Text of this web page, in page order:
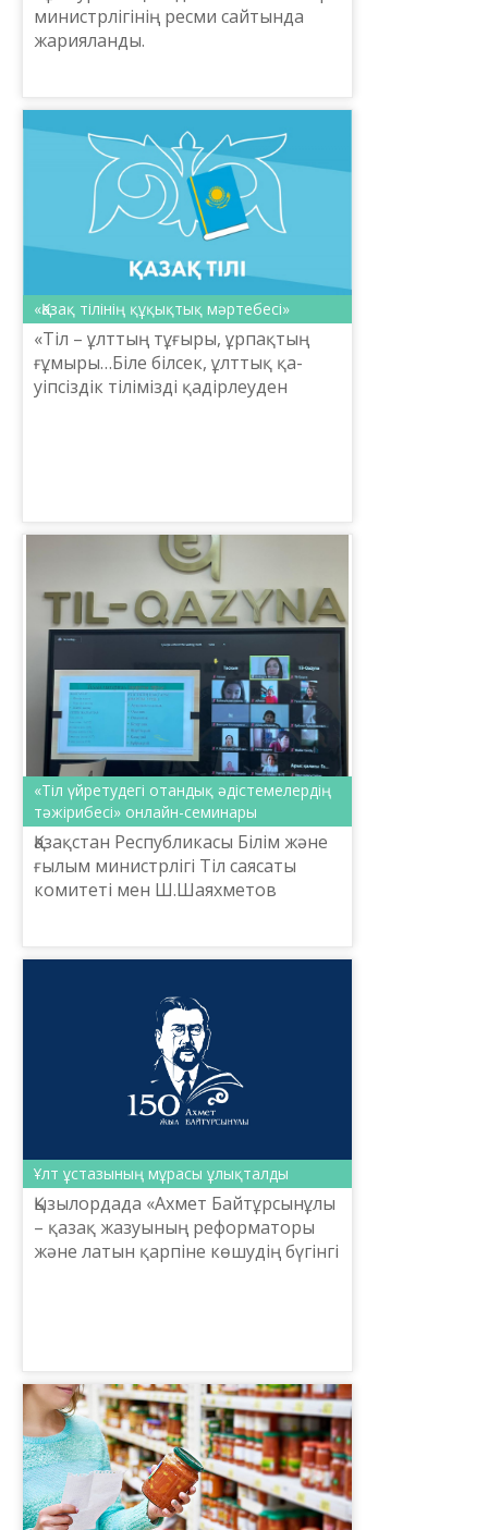
министрлігінің ресми сайтында
жарияланды.
«Қазақ тілінің құқықтық мәртебесі»
«Тіл – ұлттың тұғы­ры, ұрпақтың
ғұмыры…Біле білсек, ұлттық қа­
уіпсіздік тілімізді қадірлеуден
«Тіл үйретудегі отандық әдістемелердің
тәжірибесі» онлайн-семинары
Қазақстан Республикасы Білім және
ғылым министрлігі Тіл саясаты
комитеті мен Ш.Шаяхметов
орталығының ұйымдастыруымен
Ұлт ұстазының мұрасы ұлықталды
Қызылордада «Ахмет Байтұрсынұлы
– қазақ жазуының реформаторы
және латын қарпіне көшудің бүгінгі